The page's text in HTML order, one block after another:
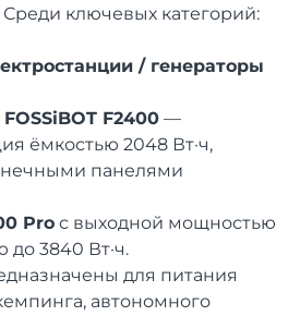
ключевых категорий:
/ генераторы
FOSSiBOT F2400 —
ёмкостью 2048 Вт·ч,
панелями
Pro с выходной мощностью
до 3840 Вт·ч.
для питания
автономного